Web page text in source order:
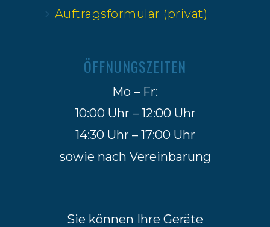
Auftragsformular (privat)
ÖFFNUNGSZEITEN
Mo – Fr:
10:00 Uhr – 12:00 Uhr
14:30 Uhr – 17:00 Uhr
sowie nach Vereinbarung
Sie können Ihre Geräte